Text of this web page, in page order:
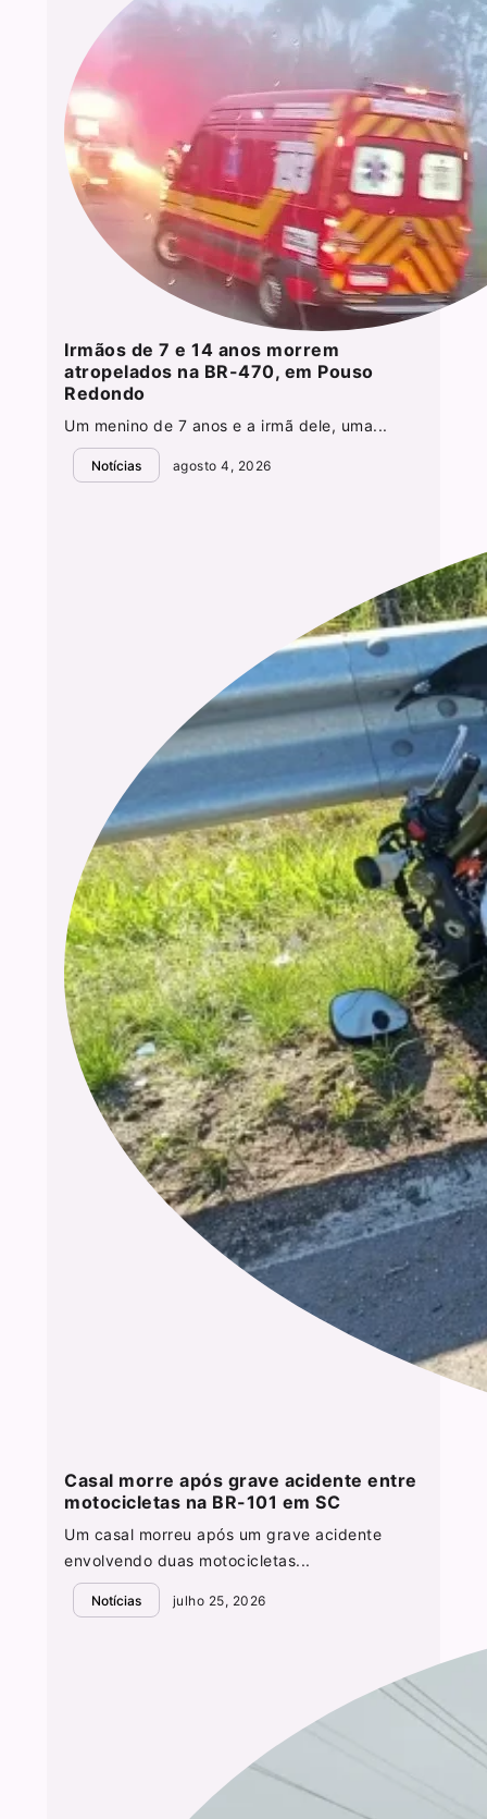
Irmãos de 7 e 14 anos morrem
atropelados na BR-470, em Pouso
Redondo
Um menino de 7 anos e a irmã dele, uma...
Notícias agosto 4, 2026
Casal morre após grave acidente entre
motocicletas na BR-101 em SC
Um casal morreu após um grave acidente
envolvendo duas motocicletas...
Notícias julho 25, 2026